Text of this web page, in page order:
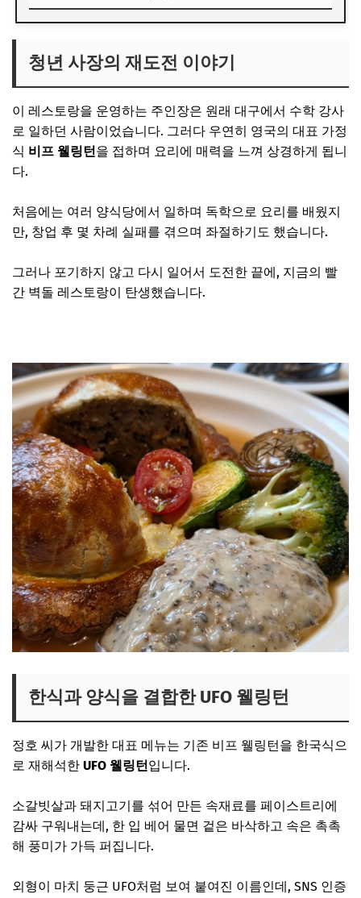
한식과 양식을 결합한 UFO 웰링턴
식당 분위기와 위치 정보
Q&A 자주 묻는 질문
마무리
청년 사장의 재도전 이야기
이 레스토랑을 운영하는 주인장은 원래 대구에서 수학 강사
로 일하던 사람이었습니다. 그러다 우연히 영국의 대표 가정
식 비프 웰링턴을 접하며 요리에 매력을 느껴 상경하게 됩니
다.
처음에는 여러 양식당에서 일하며 독학으로 요리를 배웠지
만, 창업 후 몇 차례 실패를 겪으며 좌절하기도 했습니다.
그러나 포기하지 않고 다시 일어서 도전한 끝에, 지금의 빨
간 벽돌 레스토랑이 탄생했습니다.
한식과 양식을 결합한 UFO 웰링턴
정호 씨가 개발한 대표 메뉴는 기존 비프 웰링턴을 한국식으
로 재해석한 UFO 웰링턴입니다.
소갈빗살과 돼지고기를 섞어 만든 속재료를 페이스트리에
감싸 구워내는데, 한 입 베어 물면 겉은 바삭하고 속은 촉촉
해 풍미가 가득 퍼집니다.
외형이 마치 둥근 UFO처럼 보여 붙여진 이름인데, SNS 인증